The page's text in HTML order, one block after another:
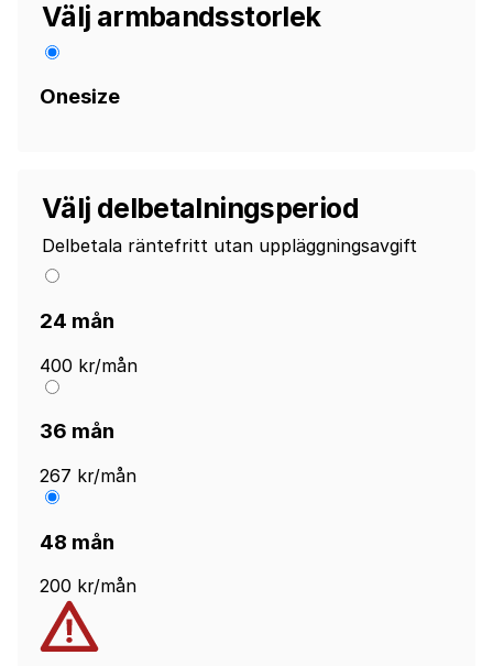
Välj armbandsstorlek
Onesize
Välj delbetalningsperiod
Delbetala räntefritt utan uppläggningsavgift
24 mån
400 kr/mån
36 mån
267 kr/mån
48 mån
200 kr/mån